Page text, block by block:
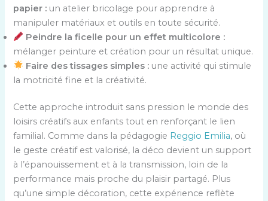
papier : un atelier bricolage pour apprendre à
manipuler matériaux et outils en toute sécurité.
Peindre la ficelle pour un effet multicolore :
mélanger peinture et création pour un résultat unique.
Faire des tissages simples : une activité qui stimule
la motricité fine et la créativité.
Cette approche introduit sans pression le monde des
loisirs créatifs aux enfants tout en renforçant le lien
familial. Comme dans la pédagogie Reggio Emilia, où
le geste créatif est valorisé, la déco devient un support
à l’épanouissement et à la transmission, loin de la
performance mais proche du plaisir partagé. Plus
qu’une simple décoration, cette expérience reflète